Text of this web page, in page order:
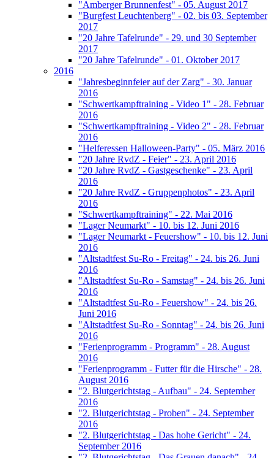
"Amberger Brunnenfest" - 05. August 2017
"Burgfest Leuchtenberg" - 02. bis 03. September
2017
"20 Jahre Tafelrunde" - 29. und 30 September
2017
"20 Jahre Tafelrunde" - 01. Oktober 2017
2016
"Jahresbeginnfeier auf der Zarg" - 30. Januar
2016
"Schwertkampftraining - Video 1" - 28. Februar
2016
"Schwertkampftraining - Video 2" - 28. Februar
2016
"Helferessen Halloween-Party" - 05. März 2016
"20 Jahre RvdZ - Feier" - 23. April 2016
"20 Jahre RvdZ - Gastgeschenke" - 23. April
2016
"20 Jahre RvdZ - Gruppenphotos" - 23. April
2016
"Schwertkampftraining" - 22. Mai 2016
"Lager Neumarkt" - 10. bis 12. Juni 2016
"Lager Neumarkt - Feuershow" - 10. bis 12. Juni
2016
"Altstadtfest Su-Ro - Freitag" - 24. bis 26. Juni
2016
"Altstadtfest Su-Ro - Samstag" - 24. bis 26. Juni
2016
"Altstadtfest Su-Ro - Feuershow" - 24. bis 26.
Juni 2016
"Altstadtfest Su-Ro - Sonntag" - 24. bis 26. Juni
2016
"Ferienprogramm - Programm" - 28. August
2016
"Ferienprogramm - Futter für die Hirsche" - 28.
August 2016
"2. Blutgerichtstag - Aufbau" - 24. September
2016
"2. Blutgerichtstag - Proben" - 24. September
2016
"2. Blutgerichtstag - Das hohe Gericht" - 24.
September 2016